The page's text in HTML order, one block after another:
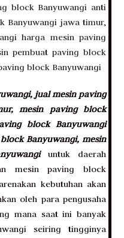
jual mesin paving
mesin paving block
block Banyuwangi
Banyuwangi, mesin
untuk daerah
mesin paving block
kebutuhan akan
oleh para pengusaha
mana saat ini banyak
seiring tingginya